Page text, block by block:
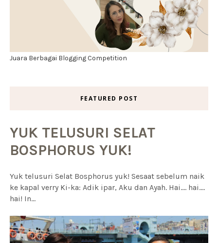
Juara Berbagai Blogging Competition
FEATURED POST
YUK TELUSURI SELAT
BOSPHORUS YUK!
Yuk telusuri Selat Bosphorus yuk! Sesaat sebelum naik
ke kapal verry Ki-ka: Adik ipar, Aku dan Ayah. Hai.... hai....
hai! In...